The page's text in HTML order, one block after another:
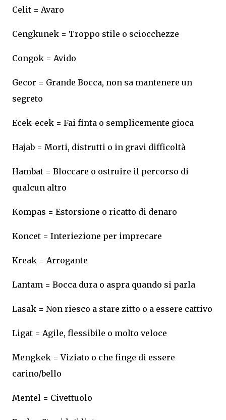
Celit = Avaro
Cengkunek = Troppo stile o sciocchezze
Congok = Avido
Gecor = Grande Bocca, non sa mantenere un
segreto
Ecek-ecek = Fai finta o semplicemente gioca
Hajab = Morti, distrutti o in gravi difficoltà
Hambat = Bloccare o ostruire il percorso di
qualcun altro
Kompas = Estorsione o ricatto di denaro
Koncet = Interiezione per imprecare
Kreak = Arrogante
Lantam = Bocca dura o aspra quando si parla
Lasak = Non riesco a stare zitto o a essere cattivo
Ligat = Agile, flessibile o molto veloce
Mengkek = Viziato o che finge di essere
carino/bello
Mentel = Civettuolo